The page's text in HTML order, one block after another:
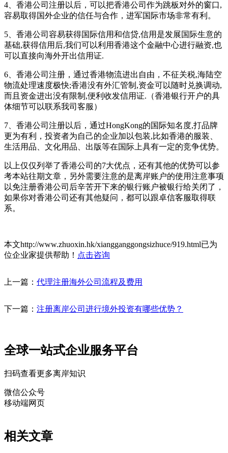
4、香港公司注册以后，可以把香港公司作为跳板对外的窗口,
容易取得国外企业的信任与合作，进军国际市场非常有利。
5、香港公司容易获得国际信用和信贷,信用是发展国际生意的
基础,获得信用后,我们可以利用香港这个金融中心进行融资,也
可以直接向海外开出信用证.
6、香港公司注册，通过香港物流进出自由，不征关税,海陆空
物流处理速度极快;香港没有外汇管制,资金可以随时兑换调动,
而且资金进出没有限制,便利收发信用证.（香港银行开户的具
体细节可以联系我司客服）
7、香港公司注册以后，通过HongKong的国际知名度,打品牌
更为有利，投资者为自己的企业加以包装,比如香港的服装、
生活用品、文化用品、出版等在国际上具有一定的竞争优势。
以上仅仅列举了香港公司的7大优点，还有其他的优势可以参
考本站往期文章，另外需要注意的是离岸账户的使用注意事项
以免注册香港公司后辛苦开下来的银行账户被银行给关闭了，
如果你对香港公司还有其他疑问，都可以跟卓信客服取得联
系。
本文http://www.zhuoxin.hk/xiangganggongsizhuce/919.html已为
位企业家提供帮助！ 点击咨询
上一篇： 代理注册海外公司流程及费用
下一篇： 注册离岸公司进行境外投资有哪些优势？
全球一站式企业服务平台
扫码查看更多离岸知识
微信公众号
移动端网页
相关文章